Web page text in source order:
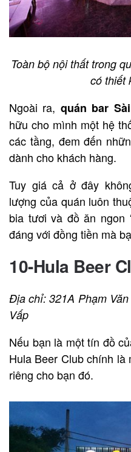
Toàn bộ nội thất trong
có thiết
Ngoài ra, quán bar
hữu cho mình một hệ
các tầng, đem đến
dành cho khách hàng.
Tuy giá cả ở đây
lượng của quán luôn
bia tươi và đồ ăn ngon
đáng với đồng tiền mà
10-Hula Beer
Địa chỉ: 321A Phạm
Vấp
Nếu bạn là một tín đồ
Hula Beer Club chính là
riêng cho bạn đó.